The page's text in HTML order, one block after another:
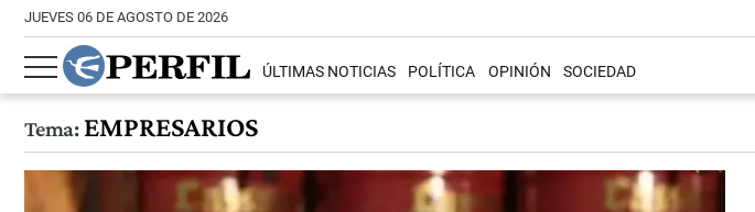
JUEVES 06 DE AGOSTO DE 2026
ÚLTIMAS NOTICIAS POLÍTICA OPINIÓN SOCIEDAD
Tema:EMPRESARIOS